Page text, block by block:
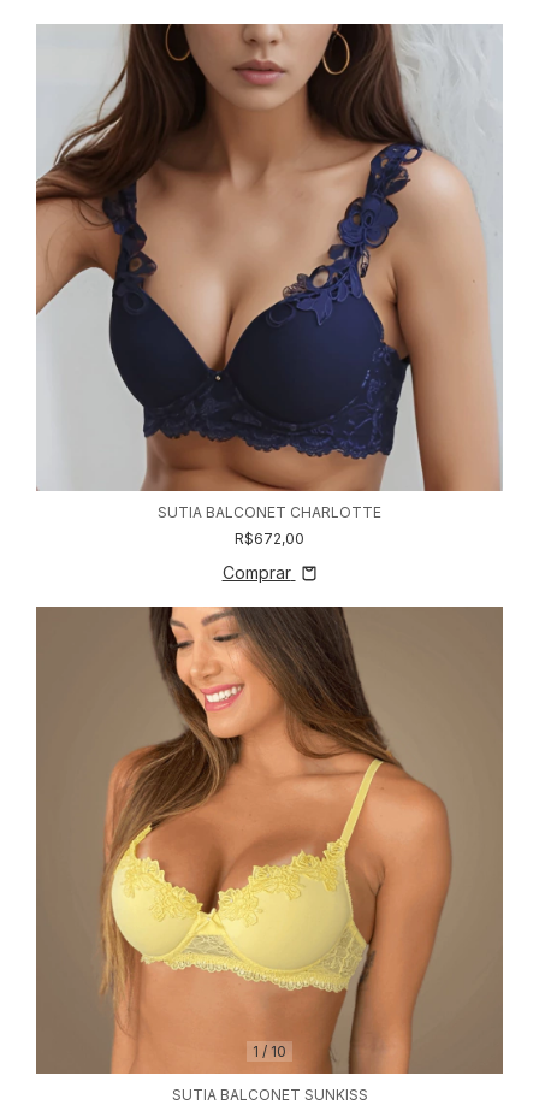
SUTIA BALCONET CHARLOTTE
R$672,00
Comprar
1 / 10
SUTIA BALCONET SUNKISS